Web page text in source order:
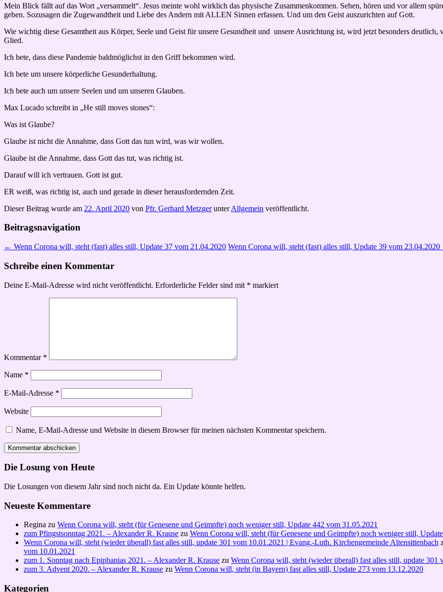
Mein Blick fällt auf das Wort „versammelt“. Jesus meinte wohl wirklich das physische Zusammenkommen. Sehen, hören und vor allem
geben. Sozusagen die Zugewandtheit und Liebe des Andern mit ALLEN Sinnen erfassen. Und um den Geist auszurichten auf Gott.
Wie wichtig diese Gesamtheit aus Körper, Seele und Geist für unsere Gesundheit und unsere Ausrichtung ist, wird jetzt besonders
Glied.
Ich bete, dass diese Pandemie baldmöglichst in den Griff bekommen wird.
Ich bete um unsere körperliche Gesunderhaltung.
Ich bete auch um unsere Seelen und um unseren Glauben.
Max Lucado schreibt in „He still moves stones“:
Was ist Glaube?
Glaube ist nicht die Annahme, dass Gott das tun wird, was wir wollen.
Glaube ist die Annahme, dass Gott das tut, was richtig ist.
Darauf will ich vertrauen. Gott ist gut.
ER weiß, was richtig ist, auch und gerade in dieser herausfordernden Zeit.
Dieser Beitrag wurde am 22. April 2020 von Pfr. Gerhard MetzgerunterAllgemein veröffentlicht.
Beitragsnavigation
← Wenn Corona will, steht (fast) alles still, Update 37 vom 21.04.2020 Wenn Corona will, steht (fast) alles still, Update 39 vom 23.04.2020
Schreibe einen Kommentar
Deine E-Mail-Adresse wird nicht veröffentlicht. Erforderliche Felder sind mit * markiert
Kommentar *
Name *
E-Mail-Adresse *
Website
Name, E-Mail-Adresse und Website in diesem Browser für meinen nächsten Kommentar speichern.
Die Losung von Heute
Die Losungen von diesem Jahr sind noch nicht da. Ein Update könnte helfen.
Neueste Kommentare
Regina zu Wenn Corona will, steht (für Genesene und Geimpfte) noch weniger still, Update 442 vom 31.05.2021
zum Pfingstsonntag 2021. – Alexander R. Krause zu Wenn Corona will, steht (für Genesene und Geimpfte) noch weniger still,
Wenn Corona will, steht (wieder überall) fast alles still, update 301 vom 10.01.2021 | Evang.-Luth. Kirchengemeinde Altensittenbach
vom 10.01.2021
zum 1. Sonntag nach Epiphanias 2021. – Alexander R. Krause zu Wenn Corona will, steht (wieder überall) fast alles still, update 301
zum 3. Advent 2020. – Alexander R. Krause zu Wenn Corona will, steht (in Bayern) fast alles still, Update 273 vom 13.12.2020
Kategorien